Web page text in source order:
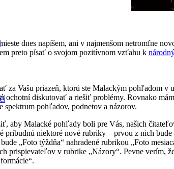
dnes napíšem, ani v najmenšom netromfne
preto písať o svojom pozitívnom vzťahu k
za Vašu priazeň, ktorú ste Malackým pohľadom
ochotní diskutovať a riešiť problémy. Rovnako
spektrum pohľadov, podnetov a názorov.
aby Malacké pohľady boli pre Vás, našich
niektoré nové rubriky – prvou z nich
„Foto týždňa“ nahradené rubrikou „Foto
prispievateľov v rubrike „Názory“. Pevne verím,